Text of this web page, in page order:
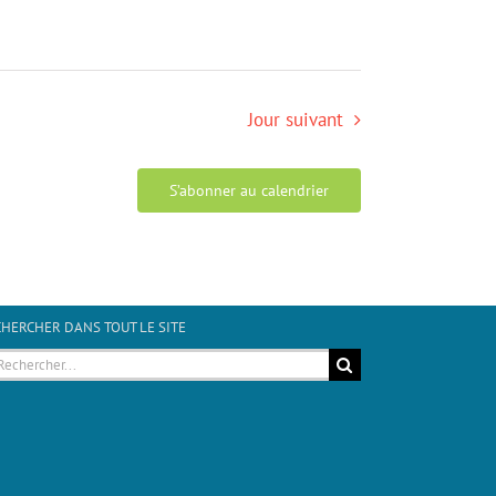
Jour suivant
S’abonner au calendrier
DANS TOUT LE SITE